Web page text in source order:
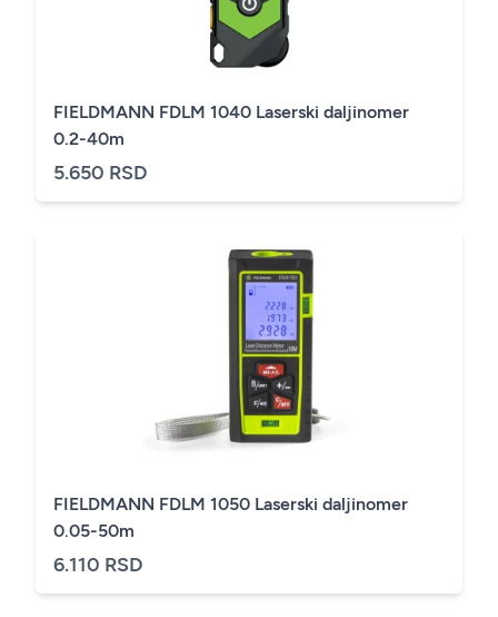
FIELDMANN FDLM 1040 Laserski daljinomer
0.2-40m
5.650 RSD
FIELDMANN FDLM 1050 Laserski daljinomer
0.05-50m
6.110 RSD